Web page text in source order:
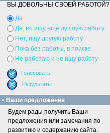
ВЫ ДОВОЛЬНЫ СВОЕЙ РАБОТОЙ?
Да
Да, но ищу еще лучшую работу
Нет, ищу другую работу
Пока без работы, в поиске
Не работаю и не ищу работу
Ваши предложения
Будем рады получить Ваши
предложения или замечания по
развитию и содержанию сайта.